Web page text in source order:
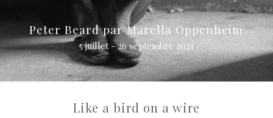
Peter Beard par Marella Oppenheim
5 juillet - 26 septembre 2021
Like a bird on a wire